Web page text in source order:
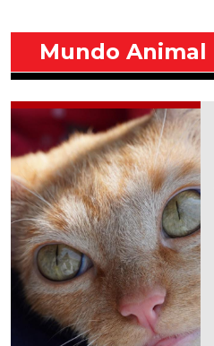
Mundo Animal